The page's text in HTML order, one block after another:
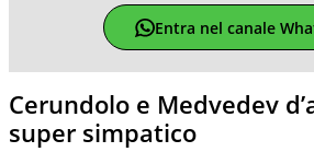
Entra nel canale
Cerundolo e Medvedev
super simpatico